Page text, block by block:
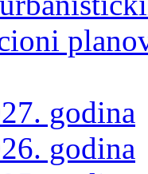
godina
godina